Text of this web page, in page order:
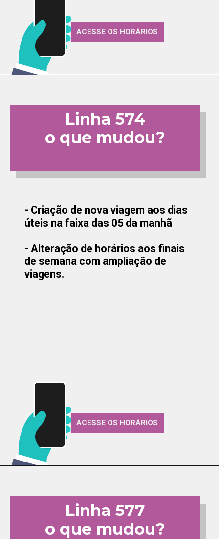
ACESSE OS HORÁRIOS
ACESSE OS HORÁRIOS
Linha 574
o que mudou?
- Criação de nova viagem aos dias
úteis na faixa das 05 da manhã
- Alteração de horários aos finais
de semana com ampliação de
viagens.
Linha 577
o que mudou?